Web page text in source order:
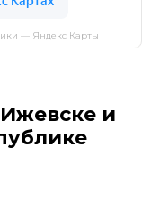
— Яндекс Карты
и